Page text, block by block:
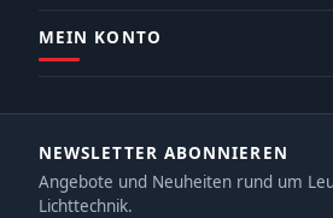
MEIN KONTO
NEWSLETTER ABONNIEREN
Angebote und Neuheiten rund um
Lichttechnik.